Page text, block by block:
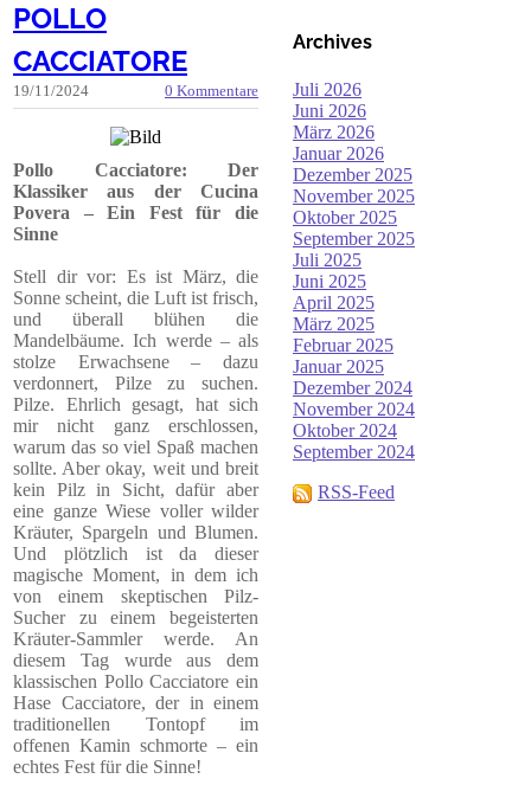
POLLO
CACCIATORE
19/11/2024 0 Kommentare
Pollo Cacciatore: Der
Klassiker aus der Cucina
Povera – Ein Fest für die
Sinne
Stell dir vor: Es ist März, die
Sonne scheint, die Luft ist frisch,
und überall blühen die
Mandelbäume. Ich werde – als
stolze Erwachsene – dazu
verdonnert, Pilze zu suchen.
Pilze. Ehrlich gesagt, hat sich
mir nicht ganz erschlossen,
warum das so viel Spaß machen
sollte. Aber okay, weit und breit
kein Pilz in Sicht, dafür aber
eine ganze Wiese voller wilder
Kräuter, Spargeln und Blumen.
Und plötzlich ist da dieser
magische Moment, in dem ich
von einem skeptischen Pilz-
Sucher zu einem begeisterten
Kräuter-Sammler werde. An
diesem Tag wurde aus dem
klassischen Pollo Cacciatore ein
Hase Cacciatore, der in einem
traditionellen Tontopf im
offenen Kamin schmorte – ein
echtes Fest für die Sinne!
Archives
Juli 2026
Juni 2026
März 2026
Januar 2026
Dezember 2025
November 2025
Oktober 2025
September 2025
Juli 2025
Juni 2025
April 2025
März 2025
Februar 2025
Januar 2025
Dezember 2024
November 2024
Oktober 2024
September 2024
RSS-Feed